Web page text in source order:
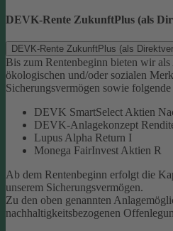
DEVK-Rente ZukunftPlus (als
DEVK-Rente ZukunftPlus (als
Bis zum Rentenbeginn bieten wir
ökologischen und/oder sozialen
Sicherungsvermögen sowie folgende
DEVK SmartSelect Aktien
DEVK-Anlagekonzept
Lupus Alpha Return I
Monega FairInvest Aktien R
Ab dem Rentenbeginn erfolgt die
unserem Sicherungsvermögen.
Zu den oben genannten
nachhaltigkeitsbezogenen